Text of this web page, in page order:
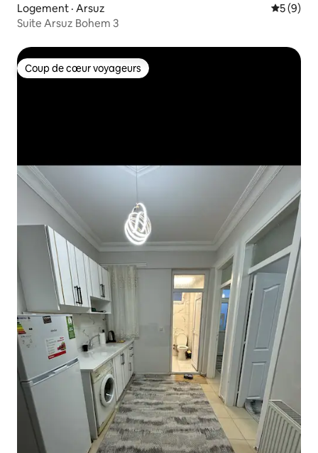
Logement · Arsuz Note
5 (9)
Suite Arsuz Bohem 3
Coup de cœur voyageurs
Coup de cœur voyageurs